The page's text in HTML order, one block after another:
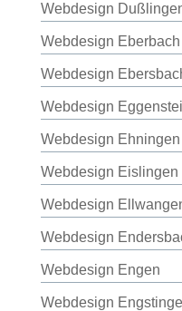
Webdesign
Webdesign Eberbach
Webdesign
Webdesign
Webdesign Ehningen
Webdesign Eislingen
Webdesign
Webdesign
Webdesign Engen
Webdesign